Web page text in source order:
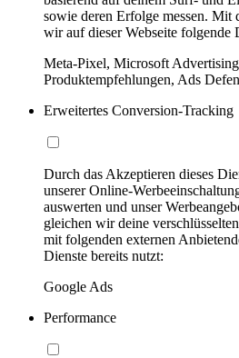
sowie deren Erfolge messen. Mit
wir auf dieser Webseite folgende
Meta-Pixel, Microsoft
Produktempfehlungen, Ads
Erweitertes Conversion-Tracking
Durch das Akzeptieren dieses
unserer Online-
auswerten und unser
gleichen wir deine
mit folgenden externen
Dienste bereits nutzt:
Google Ads
Performance